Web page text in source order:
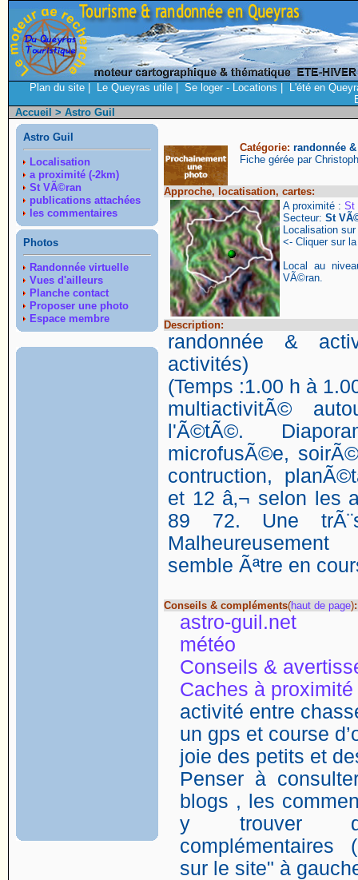
Plan du site Le Queyras utile Se loger - Locations
L'été en
Accueil > Astro Guil
Astro Guil
Localisation
a proximité (-2km)
St VÃ©ran
publications attachées
les commentaires
Photos
Randonnée virtuelle
Vues d'ailleurs
Planche contact
Proposer une photo
Espace membre
Catégorie: randonnée
Fiche gérée par
Approche, locatisation, cartes:
A proximité : St
Secteur: St
Localisation sur
<- Cliquer sur
Local au
VÃ©ran.
Description:
randonnée &
activités)
(Temps :1.00 h à
multiactivitÃ©
l'Ã©tÃ©.
microfusÃ©e,
contruction,
et 12 â‚¬ selon les
89 72. Une
semble Ãªtre en
Conseils & compléments(haut de page):
astro-guil.net
météo
Conseils &
Caches à proximité
activité entre
un gps et course
joie des petits et
Penser à
blogs , les
y trouver
complémentaires
sur le site" à